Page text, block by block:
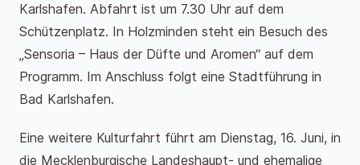
Karlshafen. Abfahrt ist um 7.30 Uhr auf dem
Schützenplatz. In Holzminden steht ein Besuch des
„Sensoria – Haus der Düfte und Aromen“ auf dem
Programm. Im Anschluss folgt eine Stadtführung in
Bad Karlshafen.
Eine weitere Kulturfahrt führt am Dienstag, 16. Juni, in
die Mecklenburgische Landeshaupt- und ehemalige